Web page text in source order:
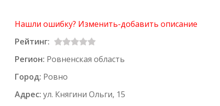
Нашли ошибку? Изменить-добавить описание
Рейтинг:
Регион: Ровненская область
Город: Ровно
Адрес: ул. Княгини Ольги, 15